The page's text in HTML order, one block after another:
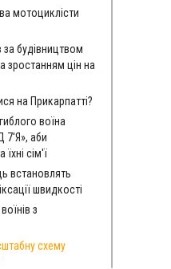
мотоциклісти
за будівництвом
зростанням цін на
на Прикарпатті?
воїна
7'Я», аби
сім'ї
встановлять
швидкості
з
схему